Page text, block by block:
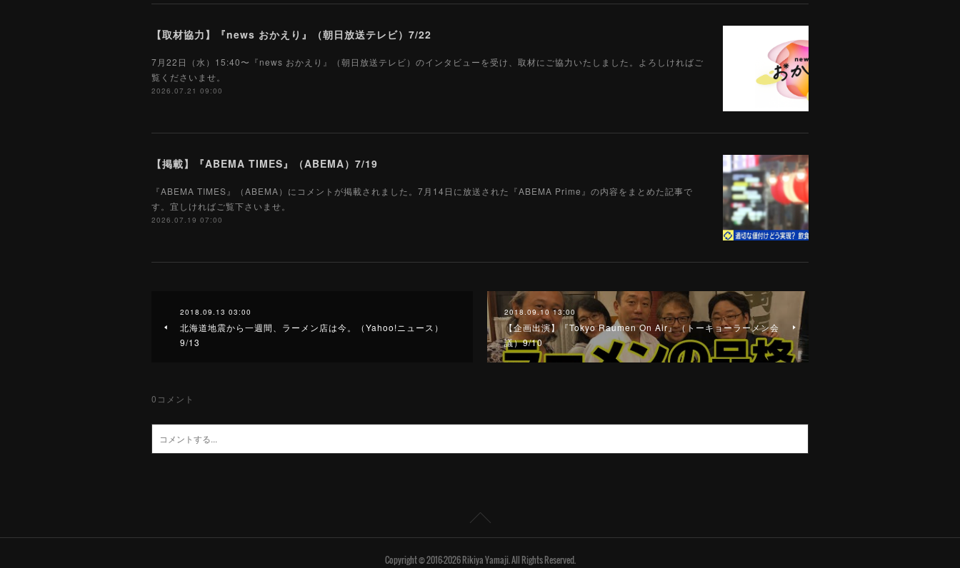
【取材協力】『news おかえり』（朝日放送テレビ）7/22
7月22日（水）15:40〜『news おかえり』（朝日放送テレビ）のインタビューを受け、取材にご協力いたしました。よろしければご
覧くださいませ。
2026.07.21 09:00
【掲載】『ABEMA TIMES』（ABEMA）7/19
『ABEMA TIMES』（ABEMA）にコメントが掲載されました。7月14日に放送された『ABEMA Prime』の内容をまとめた記事で
す。宜しければご覧下さいませ。
2026.07.19 07:00
2018.09.13 03:00
北海道地震から一週間、ラーメン店は今。（Yahoo!ニュース）
9/13
2018.09.10 13:00
【企画出演】『Tokyo Raumen On Air』（トーキョーラーメン会
議）9/10
0 コメント
Copyright © 2016-2026 Rikiya Yamaji. All Rights Reserved.